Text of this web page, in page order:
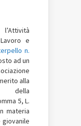
e
n.
ad un
alla
della
5, L.
materia